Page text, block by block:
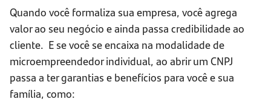
Quando você formaliza sua empresa, você agrega
valor ao seu negócio e ainda passa credibilidade ao
cliente. E se você se encaixa na modalidade de
microempreendedor individual, ao abrir um CNPJ
passa a ter garantias e benefícios para você e sua
família, como: